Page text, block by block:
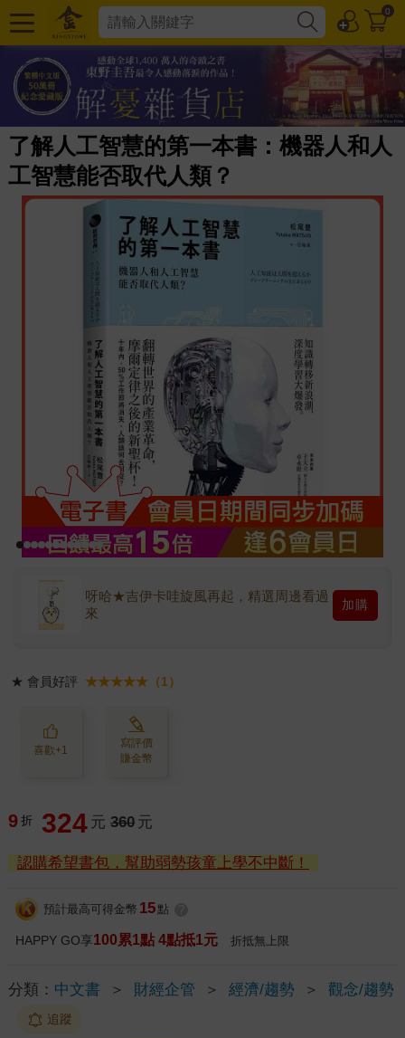
0
了解人工智慧的第一本書：機器人和人
工智慧能否取代人類？
呀哈★吉伊卡哇旋風再起，精選周邊看過
來
加購
★ 會員好評 ★★★★★（1）
喜歡+1
寫評價
賺金幣
9 折 324 元 360 元
認購希望書包，幫助弱勢孩童上學不中斷！
預計最高可得金幣 15 點
HAPPY GO享100累1點 4點抵1元 折抵無上限
分類： 中文書 ＞ 財經企管 ＞ 經濟/趨勢 ＞ 觀念/趨勢
追蹤